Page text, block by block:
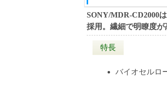
SONY/MDR-CD2000
採用。繊細で明瞭度が
特長
バイオセルロ